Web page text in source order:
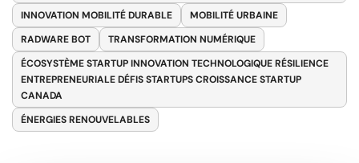
INNOVATION MOBILITÉ DURABLE
MOBILITÉ URBAINE
RADWARE BOT
TRANSFORMATION NUMÉRIQUE
ÉCOSYSTÈME STARTUP INNOVATION TECHNOLOGIQUE RÉSILIENCE
ENTREPRENEURIALE DÉFIS STARTUPS CROISSANCE STARTUP
CANADA
ÉNERGIES RENOUVELABLES